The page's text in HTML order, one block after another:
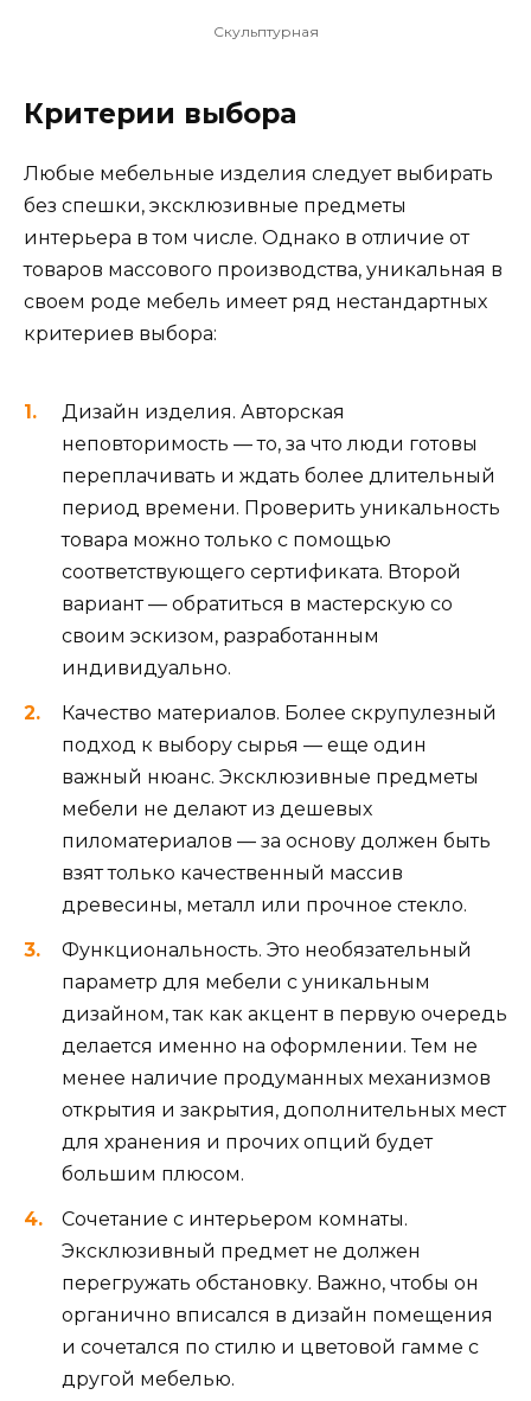
Скульптурная
Критерии выбора
Любые мебельные изделия следует выбирать
без спешки, эксклюзивные предметы
интерьера в том числе. Однако в отличие от
товаров массового производства, уникальная в
своем роде мебель имеет ряд нестандартных
критериев выбора:
Дизайн изделия. Авторская
неповторимость — то, за что люди готовы
переплачивать и ждать более длительный
период времени. Проверить уникальность
товара можно только с помощью
соответствующего сертификата. Второй
вариант — обратиться в мастерскую со
своим эскизом, разработанным
индивидуально.
Качество материалов. Более скрупулезный
подход к выбору сырья — еще один
важный нюанс. Эксклюзивные предметы
мебели не делают из дешевых
пиломатериалов — за основу должен быть
взят только качественный массив
древесины, металл или прочное стекло.
Функциональность. Это необязательный
параметр для мебели с уникальным
дизайном, так как акцент в первую очередь
делается именно на оформлении. Тем не
менее наличие продуманных механизмов
открытия и закрытия, дополнительных мест
для хранения и прочих опций будет
большим плюсом.
Сочетание с интерьером комнаты.
Эксклюзивный предмет не должен
перегружать обстановку. Важно, чтобы он
органично вписался в дизайн помещения
и сочетался по стилю и цветовой гамме с
другой мебелью.